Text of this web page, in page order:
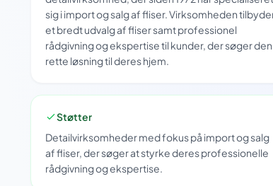
sig i import og salg af fliser. Virksomheden
et bredt udvalg af fliser samt professionel
rådgivning og ekspertise til kunder, der søger den
rette løsning til deres hjem.
Støtter
Detailvirksomheder med fokus på import og salg
af fliser, der søger at styrke deres professionelle
rådgivning og ekspertise.